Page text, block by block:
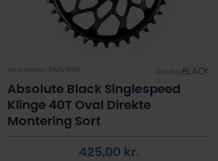
Varenummer: EAOV40BK
Absolute Black Singlespeed
Klinge 40T Oval Direkte
Montering Sort
425,00 kr.